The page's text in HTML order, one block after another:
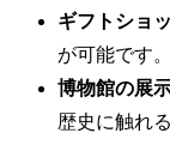
ギフトショ
が可能です。
博物館の展
歴史に触れ